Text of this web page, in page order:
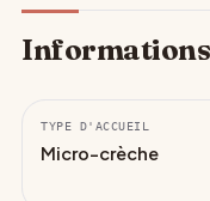
TYPE D'ACCUEIL
Micro-crèche